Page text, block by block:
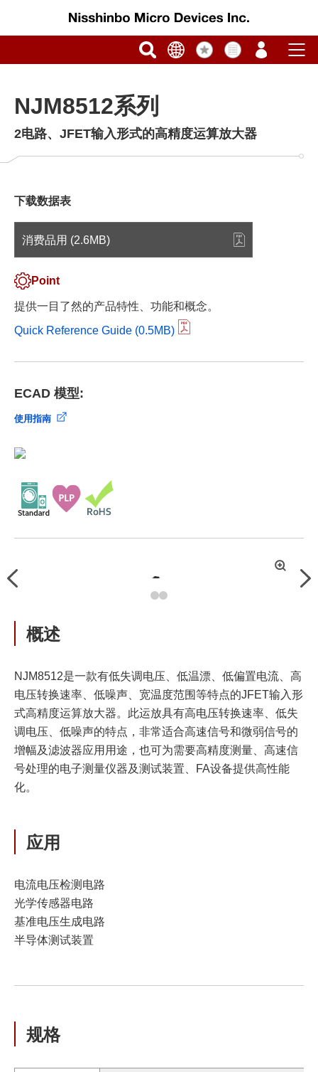
NJM8512系列
2电路、JFET输入形式的高精度运算放大器
下载数据表
消费品用 (2.6MB)
Point
提供一目了然的产品特性、功能和概念。
Quick Reference Guide (0.5MB)
ECAD 模型:
使用指南
Previous
拡
概述
NJM8512是一款有低失调电压、低温漂、低偏置电流、高
电压转换速率、低噪声、宽温度范围等特点的JFET输入形
式高精度运算放大器。此运放具有高电压转换速率、低失
调电压、低噪声的特点，非常适合高速信号和微弱信号的
增幅及滤波器应用用途，也可为需要高精度测量、高速信
号处理的电子测量仪器及测试装置、FA设备提供高性能
化。
应用
电流电压检测电路
光学传感器电路
基准电压生成电路
半导体测试装置
规格